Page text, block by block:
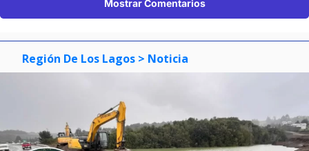
Mostrar Comentarios
Región De Los Lagos > Noticia